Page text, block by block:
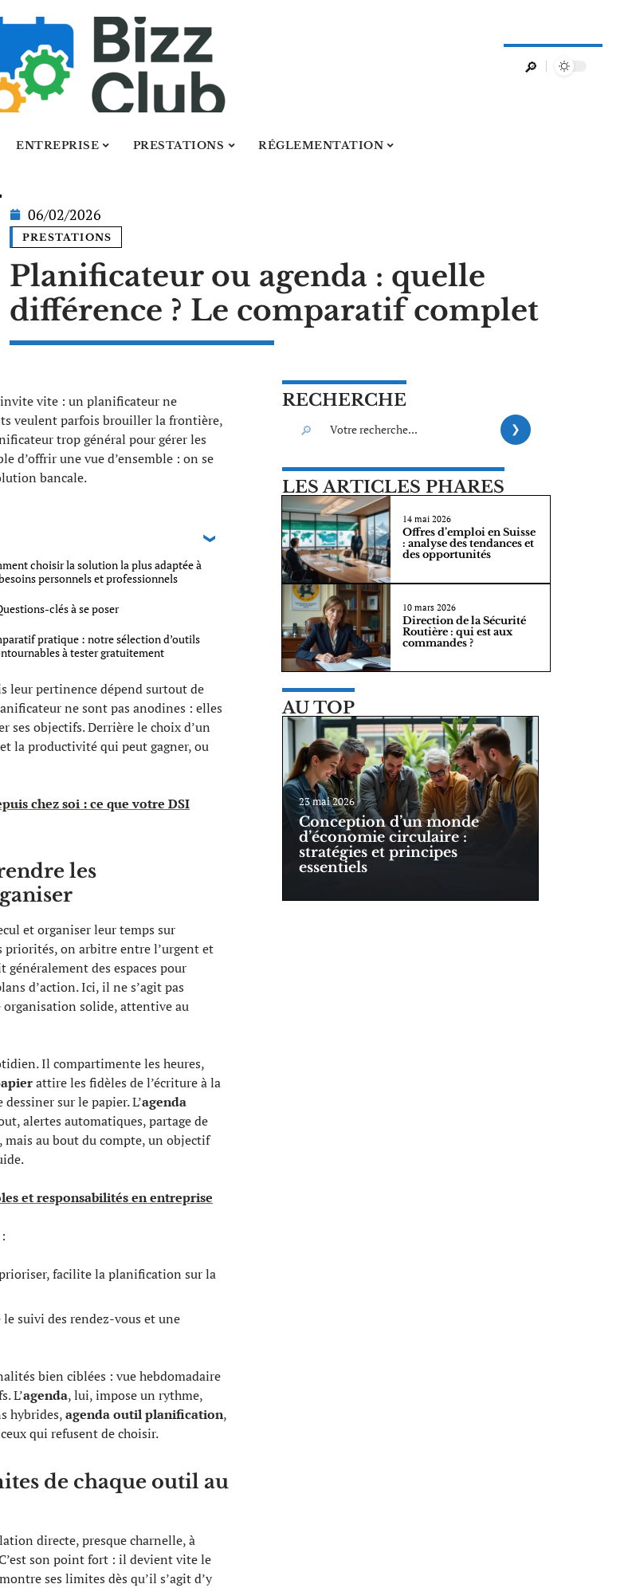
ENTREPRISE PRESTATIONS RÉGLEMENTATION
06/02/2026
PRESTATIONS
Planificateur ou agenda : quelle
différence ? Le comparatif complet
vite : un planificateur ne
veulent parfois brouiller la frontière,
trop général pour gérer les
d’offrir une vue d’ensemble : on se
bancale.
choisir la solution la plus adaptée à
personnels et professionnels
clés à se poser
pratique : notre sélection d’outils
à tester gratuitement
leur pertinence dépend surtout de
ne sont pas anodines : elles
objectifs. Derrière le choix d’un
la productivité qui peut gagner, ou
chez soi : ce que votre DSI
les
et organiser leur temps sur
priorités, on arbitre entre l’urgent et
des espaces pour
d’action. Ici, il ne s’agit pas
organisation solide, attentive au
Il compartimente les heures,
attire les fidèles de l’écriture à la
sur le papier. L’agenda
alertes automatiques, partage de
mais au bout du compte, un objectif
et responsabilités en entreprise
facilite la planification sur la
suivi des rendez-vous et une
bien ciblées : vue hebdomadaire
L’agenda, lui, impose un rythme,
hybrides,agenda outil planification,
qui refusent de choisir.
de chaque outil au
directe, presque charnelle, à
son point fort : il devient vite le
ses limites dès qu’il s’agit d’y
RECHERCHE
LES ARTICLES PHARES
14 mai 2026
Offres d’emploi en Suisse
: analyse des tendances et
des opportunités
10 mars 2026
Direction de la Sécurité
Routière : qui est aux
commandes ?
AU TOP
23 mai 2026
Conception d’un monde
d’économie circulaire :
stratégies et principes
essentiels